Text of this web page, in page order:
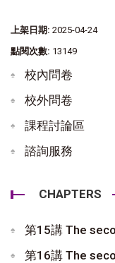
上架日期: 2025-04-24
點閱次數: 13149
校內問卷
校外問卷
課程討論區
諮詢服務
CHAPTERS
第15講 The
第16講 The